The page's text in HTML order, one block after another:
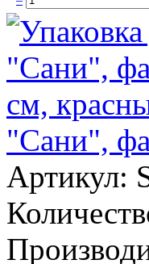
"Сани",
Артикул: